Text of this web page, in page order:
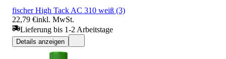
fischer High Tack AC 310 weiß (3)
22,79 €inkl. MwSt.
Lieferung bis 1-2 Arbeitstage
Details anzeigen